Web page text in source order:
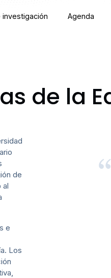
investigación Agenda
de la
de
al
e
Los